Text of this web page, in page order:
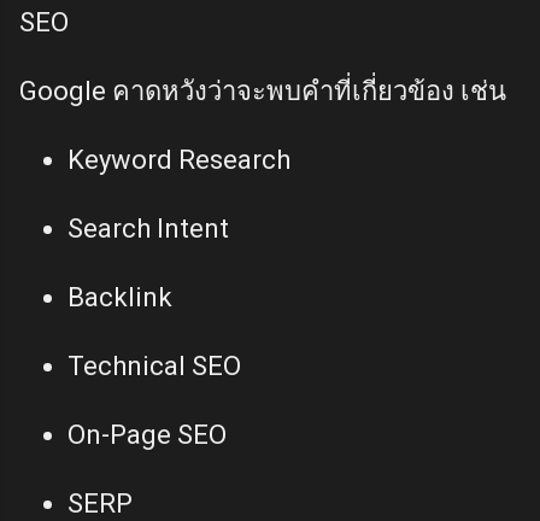
SEO
Google คาดหวังว่าจะพบคำที่เกี่ยวข้อง เช่น
Keyword Research
Search Intent
Backlink
Technical SEO
On-Page SEO
SERP